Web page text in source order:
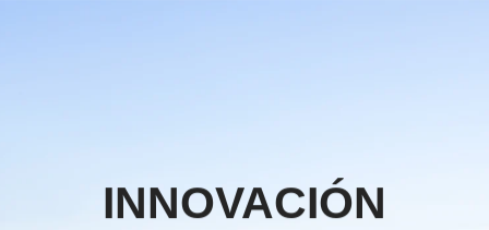
INNOVACIÓN